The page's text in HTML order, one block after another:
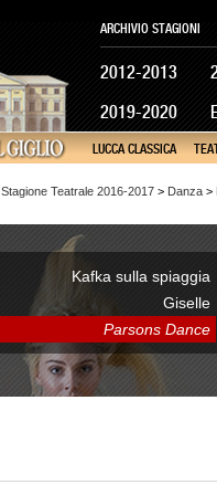
2012-2013
2019-2020
ARCHIVIO STAGIONI
LUCCA CLASSICA
Stagione Teatrale 2016-2017 > Danza >
Kafka sulla spiaggia
Giselle
Parsons Dance